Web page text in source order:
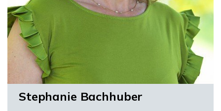
Stephanie Bachhuber